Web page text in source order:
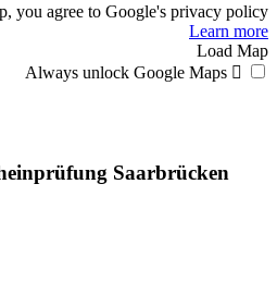
you agree to Google's privacy policy.
Learn more
Load Map
Always unlock Google Maps
Saarbrücken